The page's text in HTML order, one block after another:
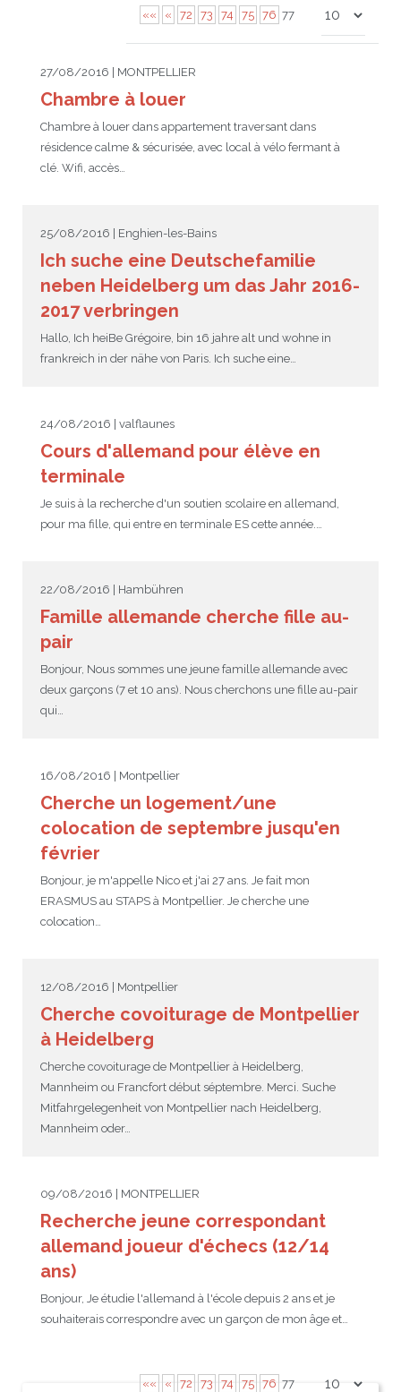
Perfectionnement
Atelier de chant
Cours particuliers
Centre d’examens
Tandem linguistique
Matériel pédagogique
Infos pour les parents
AbiBac
Onleihe – Prêt en ligne
Conseil de mobilité
Point info
Opportunités
Parcourir les annonces
Brieffreunde@correspondants
Inscription pour les classes françaises
Anmeldung für deutsche Klassen
Inscription à notre newsletter
Actualités
Equipe de Montpellier
Jumelage Heidelberg / Montpellier
Maison de Montpellier
Coopérations culturelles et pédagogiques
Réseau d’affaires
Les Mystères de Heidelberg
«« « 72 73 74 75 76 77
27/08/2016 | MONTPELLIER
Chambre à louer
Chambre à louer dans appartement traversant dans
résidence calme & sécurisée, avec local à vélo fermant à
clé. Wifi, accès…
25/08/2016 | Enghien-les-Bains
Ich suche eine Deutschefamilie
neben Heidelberg um das Jahr 2016-
2017 verbringen
Hallo, Ich heiBe Grégoire, bin 16 jahre alt und wohne in
frankreich in der nähe von Paris. Ich suche eine…
24/08/2016 | valflaunes
Cours d'allemand pour élève en
terminale
Je suis à la recherche d'un soutien scolaire en allemand,
pour ma fille, qui entre en terminale ES cette année.…
22/08/2016 | Hambühren
Famille allemande cherche fille au-
pair
Bonjour, Nous sommes une jeune famille allemande avec
deux garçons (7 et 10 ans). Nous cherchons une fille au-pair
qui…
16/08/2016 | Montpellier
Cherche un logement/une
colocation de septembre jusqu'en
février
Bonjour, je m'appelle Nico et j'ai 27 ans. Je fait mon
ERASMUS au STAPS à Montpellier. Je cherche une
colocation…
12/08/2016 | Montpellier
Cherche covoiturage de Montpellier
à Heidelberg
Cherche covoiturage de Montpellier à Heidelberg,
Mannheim ou Francfort début séptembre. Merci. Suche
Mitfahrgelegenheit von Montpellier nach Heidelberg,
Mannheim oder…
09/08/2016 | MONTPELLIER
Recherche jeune correspondant
allemand joueur d'échecs (12/14
ans)
Bonjour, Je étudie l'allemand à l'école depuis 2 ans et je
souhaiterais correspondre avec un garçon de mon âge et…
«« « 72 73 74 75 76 77